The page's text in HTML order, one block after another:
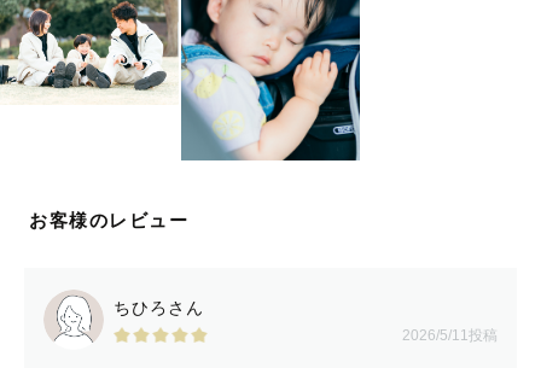
お客様のレビュー
ちひろさん
2026/5/11投稿